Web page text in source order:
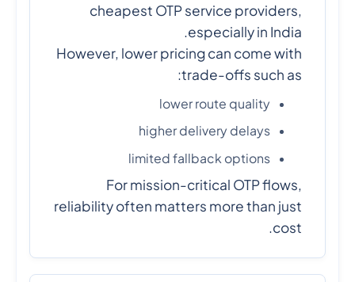
cheapest OTP service providers,
especially in India.
However, lower pricing can come with
trade-offs such as:
lower route quality
higher delivery delays
limited fallback options
For mission-critical OTP flows,
reliability often matters more than just
cost.